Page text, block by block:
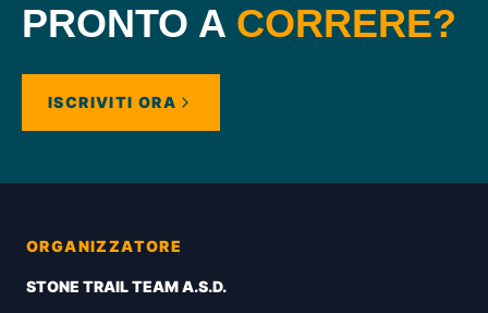
PRONTO A CORRERE?
ISCRIVITI ORA
ORGANIZZATORE
STONE TRAIL TEAM A.S.D.